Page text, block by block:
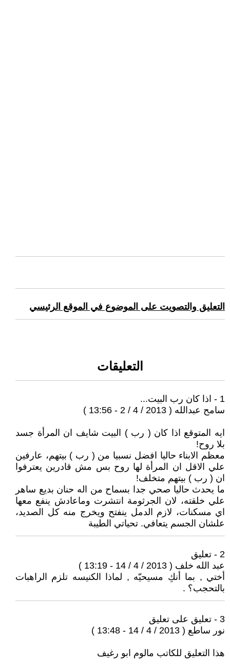
التعليق والتصويت على الموضوع في الموقع الرئيسي
التعليقات
1 - اذا كان رب البيت...
سامح عبدالله ( 2013 / 4 / 2 - 13:56 )
ايه المتوقع اذا كان ( رب ) البيت شايف ان المرأة جسد
بلا روح!
معظم الابناء حاليا افضل نسبيا من ( رب ) بيتهم، عارفين
علي الاقل ان المرأة لها روح بس مش قادرين يعترفوا
ان ( رب ) بيتهم متخلف!
ما يحدث حاليا صحي جدا بسماح من اله حنان بديع ساهر
علي خلقته، لان الجرثومة انتشرت وماعادش ينفع معها
اي مسكنات، لازم الدمل ينفتح ويخرج منه كل الصديد،
علشان الجسم يتعافي. تحياتي الطيبة
2 - تعليق
عبد الله خلف ( 2013 / 4 / 14 - 13:19 )
أختي , بما أنكِ مسيحيّه , لماذا الكنيسه تلزم الراهبات
بالتحجب؟ .
3 - تعليق على تعليق
نور ساطع ( 2013 / 4 / 14 - 13:48 )
هذا التعليق للكاتب مالوم ابو رغيف